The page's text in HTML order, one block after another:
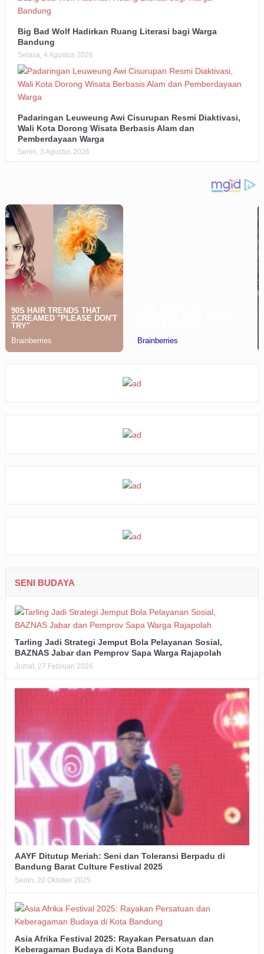
Big Bad Wolf Hadirkan Ruang Literasi bagi Warga
Bandung
Selasa, 4 Agustus 2026
Padaringan Leuweung Awi Cisurupan Resmi Diaktivasi,
Wali Kota Dorong Wisata Berbasis Alam dan
Pemberdayaan Warga
Senin, 3 Agustus 2026
SENI BUDAYA
Tarling Jadi Strategi Jemput Bola Pelayanan Sosial,
BAZNAS Jabar dan Pemprov Sapa Warga Rajapolah
Jumat, 27 Februari 2026
AAYF Ditutup Meriah: Seni dan Toleransi Berpadu di
Bandung Barat Culture Festival 2025
Senin, 20 Oktober 2025
Asia Afrika Festival 2025: Rayakan Persatuan dan
Keberagaman Budaya di Kota Bandung